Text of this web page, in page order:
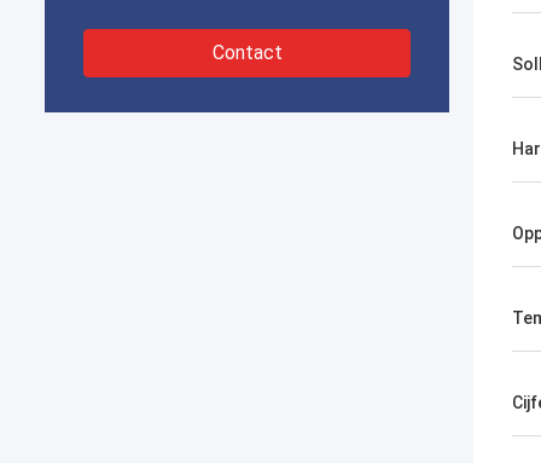
Contact